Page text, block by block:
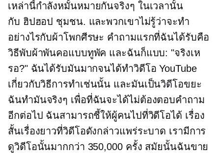
เหล่านี้กำลังหมั้นหมายกันจริงๆ ในเวลานั้น
กับ ฮิปฮอป ชุมชน. และพวกเขาไม่รู้ว่าจะทำ
อย่างไรกับผ้าโพกศีรษะ คำถามแรกที่ฉันได้รับคือ
วิธีพับผ้าพันคอแบบทูพัค และฉันก็แบบ: "จริงเห
รอ?" ฉันได้รับมันมากจนได้ทำวิดีโอ YouTube
เกี่ยวกับวิธีการทำเช่นนั้น และมันเป็นวิดีโอขยะ
ฉันทำมันจริงๆ เพื่อที่ฉันจะได้ไม่ต้องตอบคำถาม
อีกต่อไป ฉันสามารถชี้ให้ผู้คนไปที่วิดีโอได้ เรื่อง
สั้นเรื่องยาวที่วิดีโอดังกล่าวแพร่ระบาด เรามีการ
ดูวิดีโอนั้นมากกว่า 350,000 ครั้ง สมัยนั้นฉันขาย